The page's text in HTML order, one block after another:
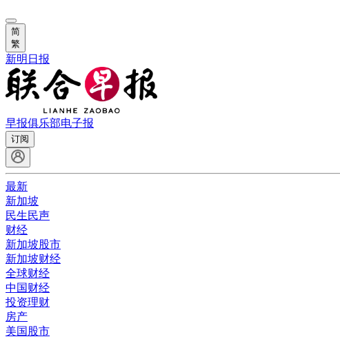
简
繁
新明日报
早报俱乐部电子报
订阅
最新
新加坡
民生民声
财经
新加坡股市
新加坡财经
全球财经
中国财经
投资理财
房产
美国股市